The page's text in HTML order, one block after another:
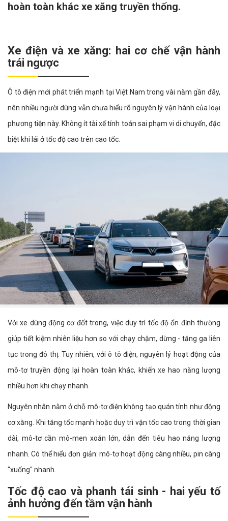
hoàn toàn khác xe xăng truyền thống.
Xe điện và xe xăng: hai cơ chế vận hành
trái ngược
Ô tô điện mới phát triển mạnh tại Việt Nam trong vài năm gần đây,
nên nhiều người dùng vẫn chưa hiểu rõ nguyên lý vận hành của loại
phương tiện này. Không ít tài xế tính toán sai phạm vi di chuyển, đặc
biệt khi lái ở tốc độ cao trên cao tốc.
Với xe dùng động cơ đốt trong, việc duy trì tốc độ ổn định thường
giúp tiết kiệm nhiên liệu hơn so với chạy chậm, dừng - tăng ga liên
tục trong đô thị. Tuy nhiên, với ô tô điện, nguyên lý hoạt động của
mô-tơ truyền động lại hoàn toàn khác, khiến xe hao năng lượng
nhiều hơn khi chạy nhanh.
Nguyên nhân nằm ở chỗ mô-tơ điện không tạo quán tính như động
cơ xăng. Khi tăng tốc mạnh hoặc duy trì vận tốc cao trong thời gian
dài, mô-tơ cần mô-men xoắn lớn, dẫn đến tiêu hao năng lượng
nhanh. Có thể hiểu đơn giản: mô-tơ hoạt động càng nhiều, pin càng
"xuống" nhanh.
Tốc độ cao và phanh tái sinh - hai yếu tố
ảnh hưởng đến tầm vận hành